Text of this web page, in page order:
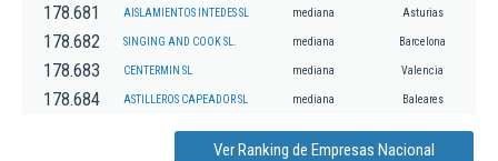
178.681 AISLAMIENTOS INTEDES SL mediana Asturias
178.682 SINGING AND COOK SL. mediana Barcelona
178.683 CENTERMIN SL mediana Valencia
178.684 ASTILLEROS CAPEADOR SL mediana Baleares
Ver Ranking de Empresas Nacional